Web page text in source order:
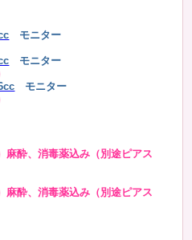
モニター
モニター
モニター
酔、消毒薬込み（別途ピアス
酔、消毒薬込み（別途ピアス